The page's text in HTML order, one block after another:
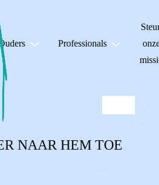
Professionals
NAAR HEM TOE